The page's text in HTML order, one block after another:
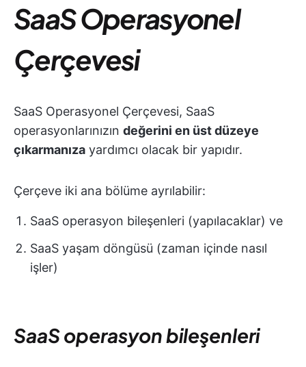
SaaS Operasyonel
Çerçevesi
SaaS Operasyonel Çerçevesi, SaaS
operasyonlarınızın değerini en üst düzeye
çıkarmanıza yardımcı olacak bir yapıdır.
Çerçeve iki ana bölüme ayrılabilir:
SaaS operasyon bileşenleri (yapılacaklar) ve
SaaS yaşam döngüsü (zaman içinde nasıl
işler)
SaaS operasyon bileşenleri